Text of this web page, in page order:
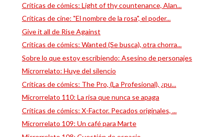
Críticas de cómics: Light of thy countenance, Alan...
Críticas de cine: "El nombre de la rosa", el poder...
Give it all de Rise Against
Críticas de cómics: Wanted (Se busca), otra chorra...
Sobre lo que estoy escribiendo: Asesino de personajes
Microrrelato: Huye del silencio
Críticas de cómics: The Pro, (La Profesional), ¿pu...
Microrrelato 110: La risa que nunca se apaga
Críticas de cómics: X-Factor. Pecados originales, ...
Microrrelato 109: Un café para Marte